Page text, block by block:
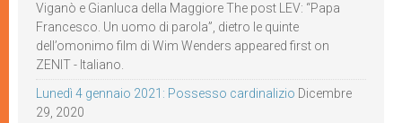
Viganò e Gianluca della Maggiore The post LEV: “Papa
Francesco. Un uomo di parola”, dietro le quinte
dell’omonimo film di Wim Wenders appeared first on
ZENIT - Italiano.
Lunedì 4 gennaio 2021: Possesso cardinalizio Dicembre
29, 2020